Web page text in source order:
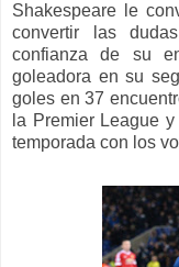
Shakespeare le
convertir las
confianza de su
goleadora en su
goles en 37
la Premier League
temporada con los